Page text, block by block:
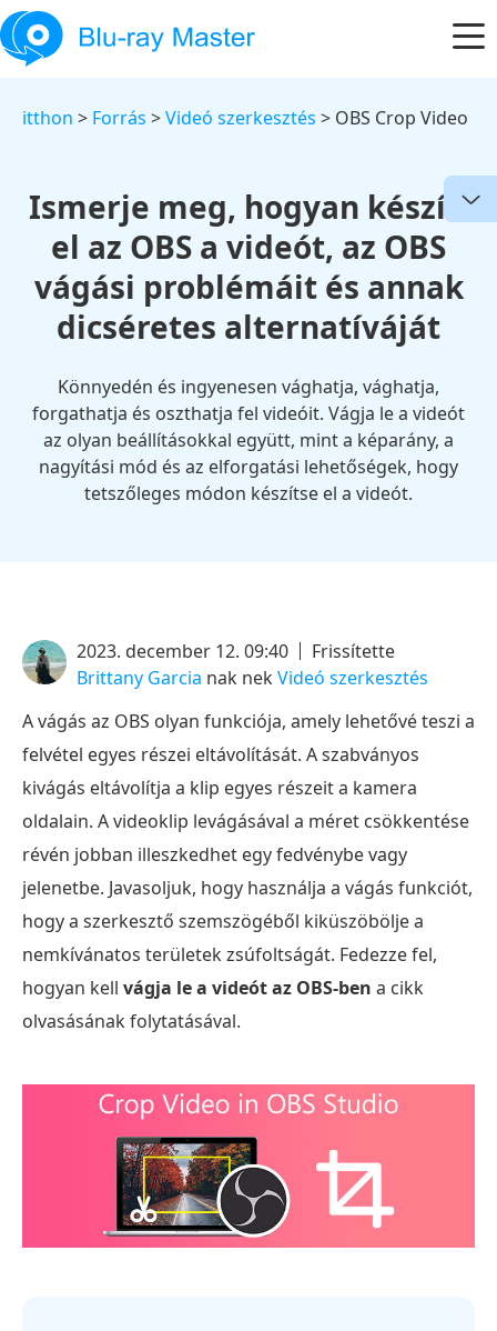
itthon > Forrás >Videó szerkesztés > OBS Crop Video
Ismerje meg, hogyan készíti
el az OBS a videót, az OBS
vágási problémáit és annak
dicséretes alternatíváját
Könnyedén és ingyenesen vághatja, vághatja,
forgathatja és oszthatja fel videóit. Vágja le a videót
az olyan beállításokkal együtt, mint a képarány, a
nagyítási mód és az elforgatási lehetőségek, hogy
tetszőleges módon készítse el a videót.
2023. december 12. 09:40
Frissítette
Brittany Garcia nak nekVideó szerkesztés
A vágás az OBS olyan funkciója, amely lehetővé teszi a
felvétel egyes részei eltávolítását. A szabványos
kivágás eltávolítja a klip egyes részeit a kamera
oldalain. A videoklip levágásával a méret csökkentése
révén jobban illeszkedhet egy fedvénybe vagy
jelenetbe. Javasoljuk, hogy használja a vágás funkciót,
hogy a szerkesztő szemszögéből kiküszöbölje a
nemkívánatos területek zsúfoltságát. Fedezze fel,
hogyan kell vágja le a videót az OBS-ben a cikk
olvasásának folytatásával.